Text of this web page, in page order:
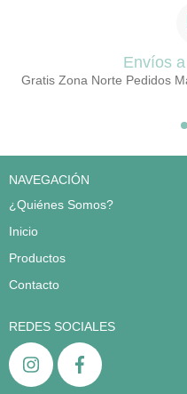
Envíos
Gratis Zona Norte Pedidos
NAVEGACIÓN
¿Quiénes Somos?
Inicio
Productos
Contacto
REDES SOCIALES